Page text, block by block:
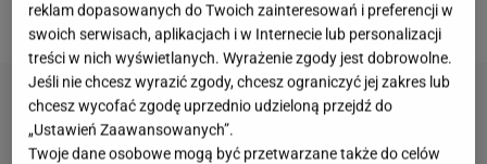
zaoferowania.
reklam dopasowanych do Twoich zainteresowań i preferencji w
swoich serwisach, aplikacjach i w Internecie lub personalizacji
treści w nich wyświetlanych. Wyrażenie zgody jest dobrowolne.
Jeśli nie chcesz wyrazić zgody, chcesz ograniczyć jej zakres lub
chcesz wycofać zgodę uprzednio udzieloną przejdź do
„Ustawień Zaawansowanych”.
Twoje dane osobowe mogą być przetwarzane także do celów